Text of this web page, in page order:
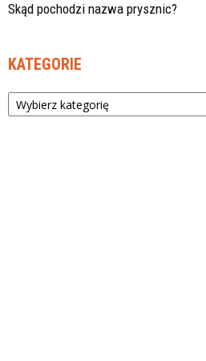
Skąd pochodzi nazwa prysznic?
KATEGORIE
Kategorie